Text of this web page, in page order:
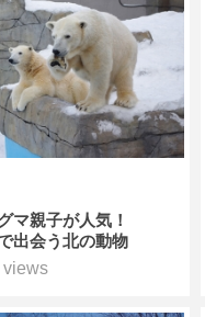
マ親子が人気！
出会う北の動物